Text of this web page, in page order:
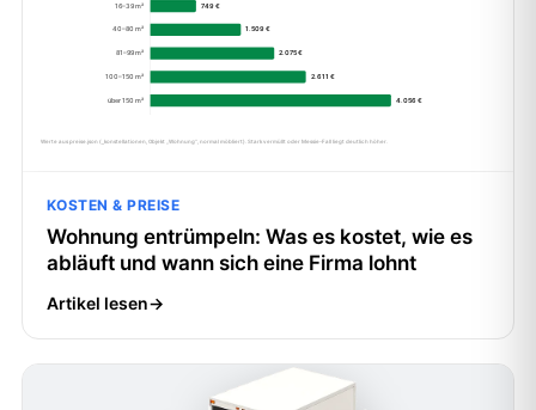
KOSTEN & PREISE
Wohnung entrümpeln: Was es kostet, wie es
abläuft und wann sich eine Firma lohnt
Artikel lesen→